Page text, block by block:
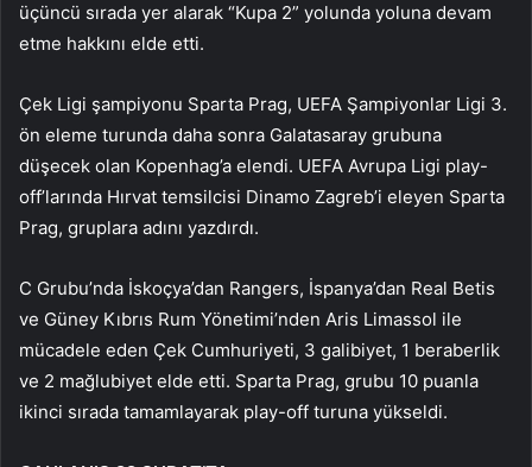
üçüncü sırada yer alarak “Kupa 2” yolunda yoluna devam
etme hakkını elde etti.
Çek Ligi şampiyonu Sparta Prag, UEFA Şampiyonlar Ligi 3.
ön eleme turunda daha sonra Galatasaray grubuna
düşecek olan Kopenhag’a elendi. UEFA Avrupa Ligi play-
off’larında Hırvat temsilcisi Dinamo Zagreb’i eleyen Sparta
Prag, gruplara adını yazdırdı.
C Grubu’nda İskoçya’dan Rangers, İspanya’dan Real Betis
ve Güney Kıbrıs Rum Yönetimi’nden Aris Limassol ile
mücadele eden Çek Cumhuriyeti, 3 galibiyet, 1 beraberlik
ve 2 mağlubiyet elde etti. Sparta Prag, grubu 10 puanla
ikinci sırada tamamlayarak play-off turuna yükseldi.